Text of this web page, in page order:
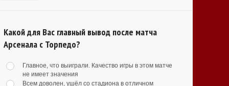
Какой для Вас главный вывод после матча
Арсенала с Торпедо?
Главное, что выиграли. Качество игры в этом матче
не имеет значения
Всем доволен, ушёл со стадиона в отличном